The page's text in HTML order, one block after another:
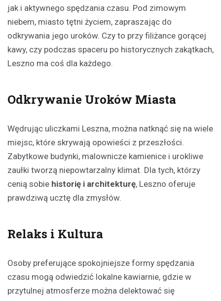
jak i aktywnego spędzania czasu. Pod zimowym
niebem, miasto tętni życiem, zapraszając do
odkrywania jego uroków. Czy to przy filiżance gorącej
kawy, czy podczas spaceru po historycznych zakątkach,
Leszno ma coś dla każdego.
Odkrywanie Uroków Miasta
Wędrując uliczkami Leszna, można natknąć się na wiele
miejsc, które skrywają opowieści z przeszłości.
Zabytkowe budynki, malownicze kamienice i urokliwe
zaułki tworzą niepowtarzalny klimat. Dla tych, którzy
cenią sobie historię i architekturę, Leszno oferuje
prawdziwą ucztę dla zmysłów.
Relaks i Kultura
Osoby preferujące spokojniejsze formy spędzania
czasu mogą odwiedzić lokalne kawiarnie, gdzie w
przytulnej atmosferze można delektować się